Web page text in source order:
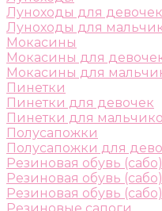
Луноходы для девочек
Луноходы для
Мокасины
Мокасины для
Мокасины для
Пинетки
Пинетки для девочек
Пинетки для
Полусапожки
Полусапожки для
Резиновая обувь (сабо)
Резиновая обувь
Резиновая обувь